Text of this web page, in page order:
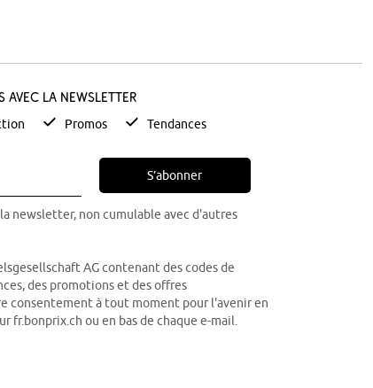
avec la newsletter
Promos Tendances
S’abonner
newsletter, non cumulable avec d'autres
AG contenant des codes de
des promotions et des offres
consentement à tout moment pour l'avenir en
fr.bonprix.ch ou en bas de chaque e-mail.